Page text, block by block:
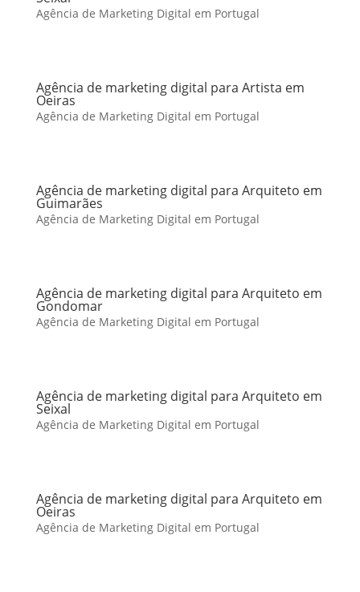
Agência de Marketing Digital em Portugal
Agência de marketing digital para Artista em
Oeiras
Agência de Marketing Digital em Portugal
Agência de marketing digital para Arquiteto em
Guimarães
Agência de Marketing Digital em Portugal
Agência de marketing digital para Arquiteto em
Gondomar
Agência de Marketing Digital em Portugal
Agência de marketing digital para Arquiteto em
Seixal
Agência de Marketing Digital em Portugal
Agência de marketing digital para Arquiteto em
Oeiras
Agência de Marketing Digital em Portugal